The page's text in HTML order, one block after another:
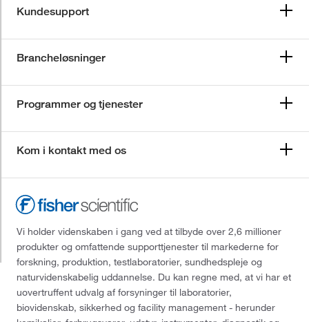
Kundesupport
Brancheløsninger
Programmer og tjenester
Kom i kontakt med os
Vi holder videnskaben i gang ved at tilbyde over 2,6 millioner
produkter og omfattende supporttjenester til markederne for
forskning, produktion, testlaboratorier, sundhedspleje og
naturvidenskabelig uddannelse. Du kan regne med, at vi har et
uovertruffent udvalg af forsyninger til laboratorier,
biovidenskab, sikkerhed og facility management - herunder